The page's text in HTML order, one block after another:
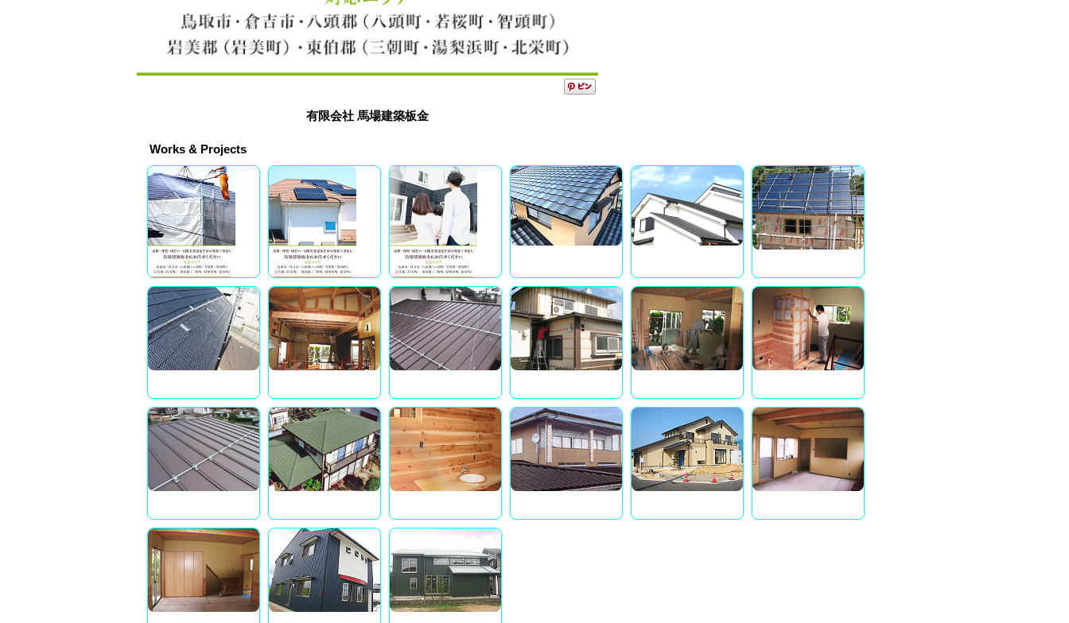
有限会社 馬場建築板金
Works & Projects